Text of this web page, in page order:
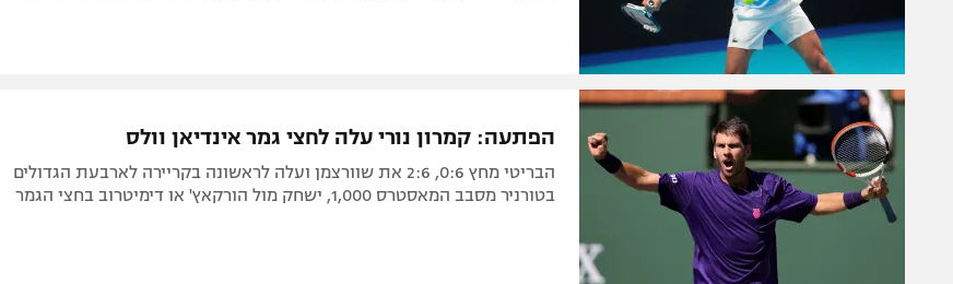
הצטרפות לחבילת הערוצים
לוח דרושים – ג'ובנט
תגיות
המגזין
הפתעה: קמרון נורי עלה לחצי גמר אינדיאן וולס
הבריטי מחץ 0:6, 2:6 את שוורצמן ועלה לראשונה בקריירה לארבעת הגדולים
בטורניר מסבב המאסטרס 1,000, ישחק מול הורקאץ' או דימיטרוב בחצי הגמר